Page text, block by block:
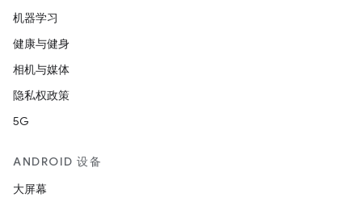
机器学习
健康与健身
相机与媒体
隐私权政策
5G
ANDROID 设备
大屏幕